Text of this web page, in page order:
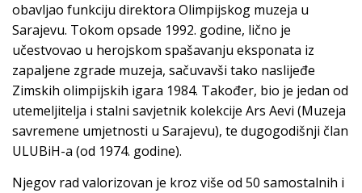
obavljao funkciju direktora Olimpijskog muzeja u
Sarajevu. Tokom opsade 1992. godine, lično je
učestvovao u herojskom spašavanju eksponata iz
zapaljene zgrade muzeja, sačuvavši tako naslijeđe
Zimskih olimpijskih igara 1984. Također, bio je jedan od
utemeljitelja i stalni savjetnik kolekcije Ars Aevi (Muzeja
savremene umjetnosti u Sarajevu), te dugogodišnji član
ULUBiH-a (od 1974. godine).
Njegov rad valorizovan je kroz više od 50 samostalnih i